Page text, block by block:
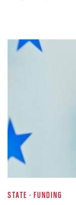
STATE - FUNDING